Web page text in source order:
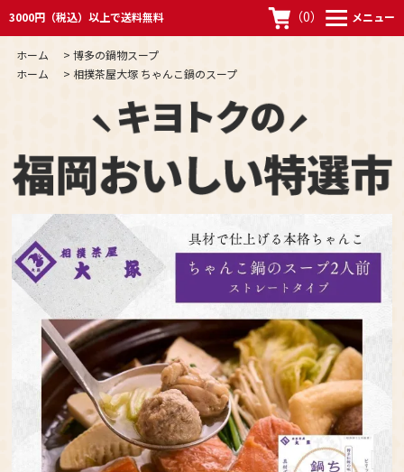
3000円（税込）以上で送料無料 （0） メニュー
ホーム >博多の鍋物スープ
ホーム
> 相撲茶屋大塚 ちゃんこ鍋のスープ